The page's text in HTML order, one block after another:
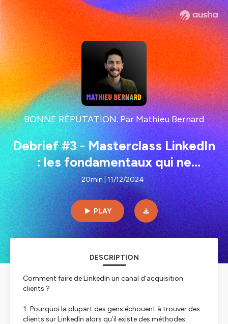
BONNE RÉPUTATION. Par Mathieu Bernard
Debrief #3 - Masterclass LinkedIn
: les fondamentaux qui ne
changent pas avec l’algorithme
20min | 11/12/2024
PLAY
DESCRIPTION
Comment faire de LinkedIn un canal d’acquisition
clients ?
Pourquoi la plupart des gens échouent à trouver des
clients sur LinkedIn alors qu’il existe des méthodes